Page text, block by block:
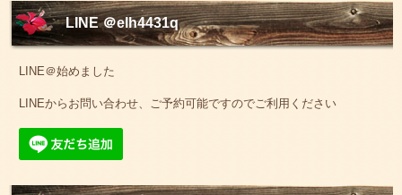
LINE ＠elh4431q
LINE＠始めました
LINEからお問い合わせ、ご予約可能ですのでご利用ください